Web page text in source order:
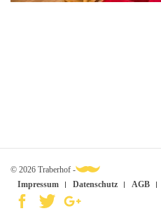
© 2026 Traberhof -
Impressum
Datenschutz AGB